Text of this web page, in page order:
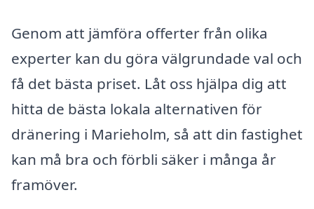
Genom att jämföra offerter från olika
experter kan du göra välgrundade val och
få det bästa priset. Låt oss hjälpa dig att
hitta de bästa lokala alternativen för
dränering i Marieholm, så att din fastighet
kan må bra och förbli säker i många år
framöver.